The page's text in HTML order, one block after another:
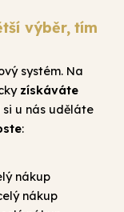
výběr, tím
systém. Na
získáváte
si u nás uděláte
:
nákup
nákup